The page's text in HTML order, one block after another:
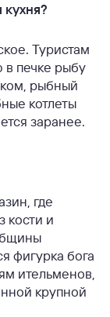
кухня?
Туристам
в печке рыбу
рыбный
котлеты
заранее.
где
кости и
фигурка бога
ительменов,
крупной